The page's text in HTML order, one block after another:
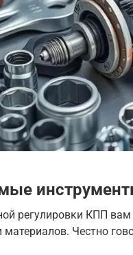
регулировки КПП
материалов. Честно